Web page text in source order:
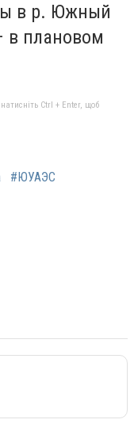
в р. Южный
в плановом
Ctrl + Enter, щоб
#ЮУАЭС